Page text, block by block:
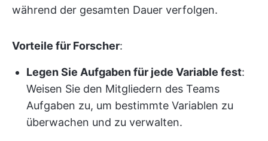
während der gesamten Dauer verfolgen.
Vorteile für Forscher:
Legen Sie Aufgaben für jede Variable fest:
Weisen Sie den Mitgliedern des Teams
Aufgaben zu, um bestimmte Variablen zu
überwachen und zu verwalten.